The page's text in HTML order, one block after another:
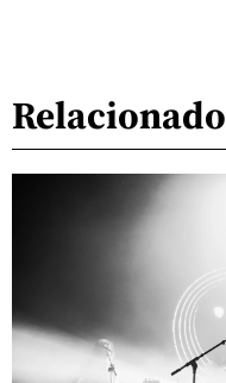
Relacionado